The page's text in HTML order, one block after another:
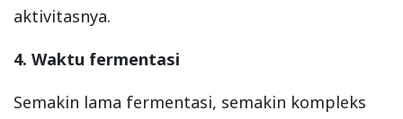
aktivitasnya.
4. Waktu fermentasi
Semakin lama fermentasi, semakin kompleks